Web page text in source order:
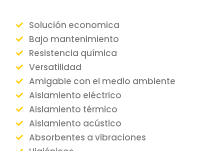
Solución economica
Bajo mantenimiento
Resistencia química
Versatilidad
Amigable con el medio ambiente
Aislamiento eléctrico
Aislamiento térmico
Aislamiento acústico
Absorbentes a vibraciones